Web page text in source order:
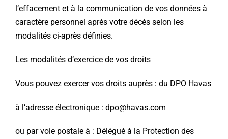
l’effacement et à la communication de vos données à
caractère personnel après votre décès selon les
modalités ci-après définies.
Les modalités d’exercice de vos droits
Vous pouvez exercer vos droits auprès : du DPO Havas
à l’adresse électronique : dpo@havas.com
ou par voie postale à : Délégué à la Protection des